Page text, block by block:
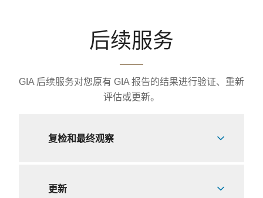
后续服务
GIA 后续服务对您原有 GIA 报告的结果进行验证、重新
评估或更新。
复检和最终观察
更新